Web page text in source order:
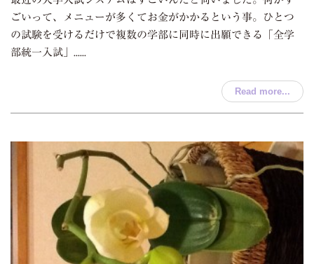
ごいって、メニューが多くてお金がかかるという事。ひとつ
の試験を受けるだけで複数の学部に同時に出願できる「全学
部統一入試」......
Read more...